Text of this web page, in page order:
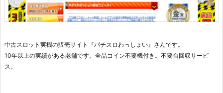
中古スロット実機の販売サイト『パチスロわっしょい』さんです。
10年以上の実績がある老舗です。全品コイン不要機付き。不要台回収サービ
ス。